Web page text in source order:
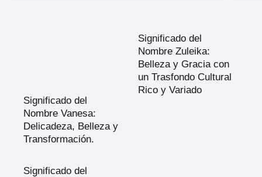
Significado del
Nombre Vanesa:
Delicadeza, Belleza y
Transformación.
Significado del
Nombre Zuleika:
Belleza y Gracia con
un Trasfondo Cultural
Rico y Variado
Significado del